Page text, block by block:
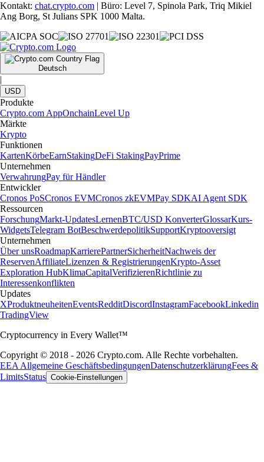
Kontakt: chat.crypto.com | Büro: Level 7, Spinola Park, Triq Mikiel
Ang Borg, St Julians SPK 1000 Malta.
Deutsch
|
USD
Produkte
Crypto.com AppOnchainLevel Up
Märkte
Krypto
Funktionen
KartenKörbeEarnStakingDeFi StakingPayPrime
Unternehmen
VerwahrungPay für Händler
Entwickler
Cronos PoSCronos EVMCronos zkEVMPay SDKAI Agent SDK
Ressourcen
ForschungMarkt-UpdatesLernenBTC/USD KonverterGlossarKurs-
WidgetsTelegram BotBeschwerdepolitikSupportKryptooversigt
Unternehmen
Über unsRoadmapKarrierePartnerSicherheitNachweis der
ReservenAffiliateLizenzen & RegistrierungenKrypto-Asset
Exploration HubKlimaCapitalVerifizierenRichtlinie zu
Interessenkonflikten
Updates
XProduktneuheitenEventsRedditDiscordInstagramFacebookLinkedin
TradingView
Cryptocurrency in Every Wallet™
Copyright © 2018 - 2026 Crypto.com. Alle Rechte vorbehalten.
EEA Allgemeine GeschäftsbedingungenDatenschutzerklärungFees &
LimitsStatus Cookie-Einstellungen